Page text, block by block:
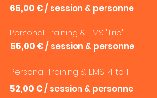
65,00 €/ session & personne
Personal Training & EMS 'Trio'
55,00 €/ session & personne
Personal Training & EMS '4 to 1'
52,00 €/ session & personne